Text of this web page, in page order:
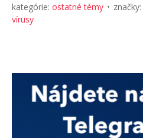
kategórie: ostatné témy značky:
vírusy